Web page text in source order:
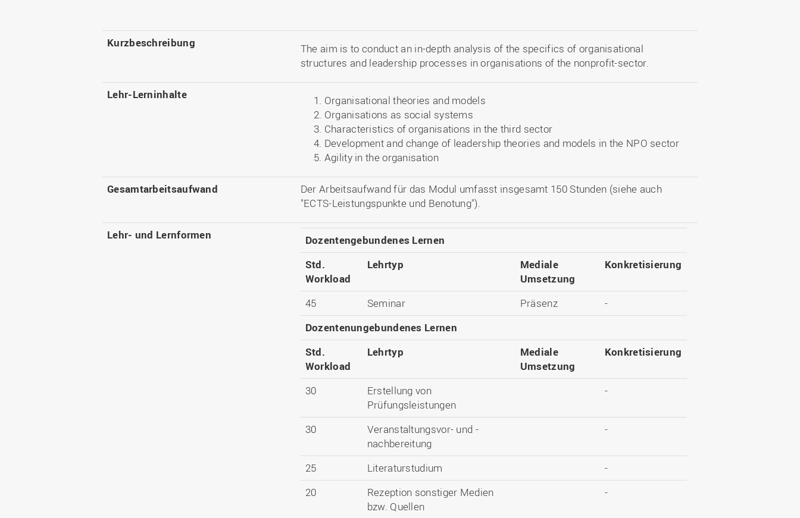
Kurzbeschreibung
The aim is to conduct an in-depth analysis of the specifics of organisational
structures and leadership processes in organisations of the nonprofit-sector.
Lehr-Lerninhalte
Organisational theories and models
Organisations as social systems
Characteristics of organisations in the third sector
Development and change of leadership theories and models in the NPO sector
Agility in the organisation
Gesamtarbeitsaufwand
Der Arbeitsaufwand für das Modul umfasst insgesamt 150 Stunden (siehe auch
"ECTS-Leistungspunkte und Benotung").
Lehr- und Lernformen
Dozentengebundenes Lernen
Std.
Workload
Lehrtyp
Mediale
Umsetzung
Konkretisierung
45 Seminar Präsenz
-
Dozentenungebundenes Lernen
Std.
Workload
Lehrtyp
Mediale
Umsetzung
Konkretisierung
30
Erstellung von
Prüfungsleistungen
-
30
Veranstaltungsvor- und -
nachbereitung
-
25 Literaturstudium
-
20
Rezeption sonstiger Medien
bzw. Quellen
-